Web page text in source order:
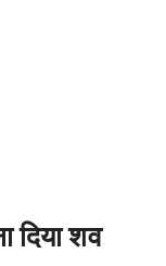
दिया शव